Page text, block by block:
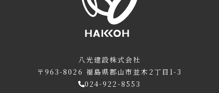
八光建設株式会社
〒963-8026 福島県郡山市並木2丁目1-3
024-922-8553